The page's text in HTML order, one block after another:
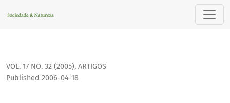
A pedagogia de projetos na práxis da educação
VOL. 17 NO. 32 (2005), ARTIGOS
Published 2006-04-18